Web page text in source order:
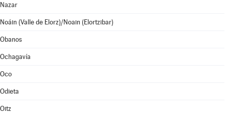
Nazar
Noáin (Valle de Elorz)/Noain (Elortzibar)
Obanos
Ochagavía
Oco
Odieta
Oitz